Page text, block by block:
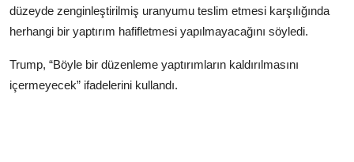
düzeyde zenginleştirilmiş uranyumu teslim etmesi karşılığında
herhangi bir yaptırım hafifletmesi yapılmayacağını söyledi.
Trump, “Böyle bir düzenleme yaptırımların kaldırılmasını
içermeyecek” ifadelerini kullandı.